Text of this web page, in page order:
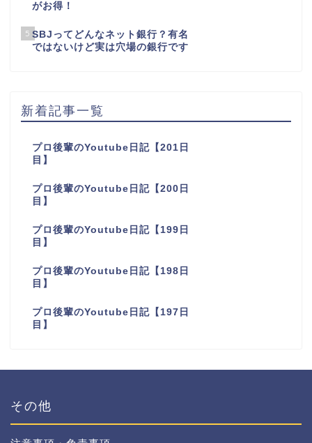
がお得！
5 SBJってどんなネット銀行？有名
ではないけど実は穴場の銀行です
新着記事一覧
プロ後輩のYoutube日記【201日
目】
プロ後輩のYoutube日記【200日
目】
プロ後輩のYoutube日記【199日
目】
プロ後輩のYoutube日記【198日
目】
プロ後輩のYoutube日記【197日
目】
その他